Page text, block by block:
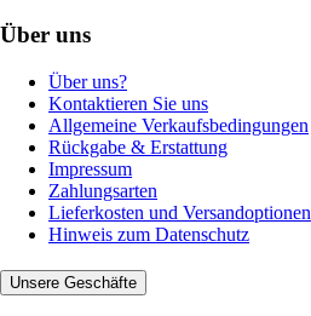
Über uns
Über uns?
Kontaktieren Sie uns
Allgemeine Verkaufsbedingungen
Rückgabe & Erstattung
Impressum
Zahlungsarten
Lieferkosten und Versandoptionen
Hinweis zum Datenschutz
Unsere Geschäfte